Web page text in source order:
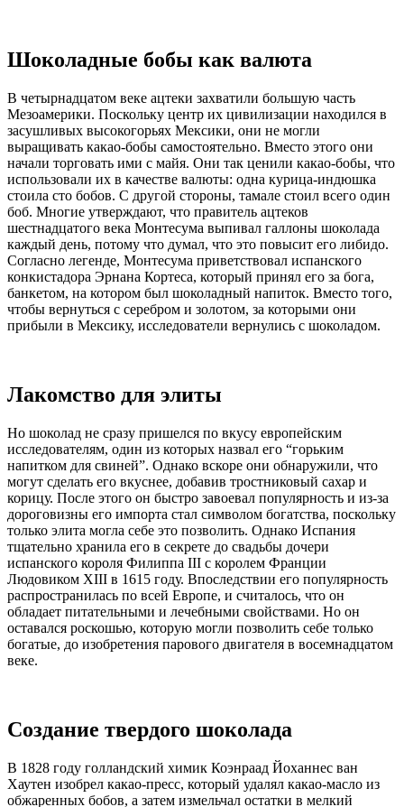
Шоколадные бобы как валюта
В четырнадцатом веке ацтеки захватили большую часть
Мезоамерики. Поскольку центр их цивилизации находился в
засушливых высокогорьях Мексики, они не могли
выращивать какао-бобы самостоятельно. Вместо этого они
начали торговать ими с майя. Они так ценили какао-бобы, что
использовали их в качестве валюты: одна курица-индюшка
стоила сто бобов. С другой стороны, тамале стоил всего один
боб. Многие утверждают, что правитель ацтеков
шестнадцатого века Монтесума выпивал галлоны шоколада
каждый день, потому что думал, что это повысит его либидо.
Согласно легенде, Монтесума приветствовал испанского
конкистадора Эрнана Кортеса, который принял его за бога,
банкетом, на котором был шоколадный напиток. Вместо того,
чтобы вернуться с серебром и золотом, за которыми они
прибыли в Мексику, исследователи вернулись с шоколадом.
Лакомство для элиты
Но шоколад не сразу пришелся по вкусу европейским
исследователям, один из которых назвал его “горьким
напитком для свиней”. Однако вскоре они обнаружили, что
могут сделать его вкуснее, добавив тростниковый сахар и
корицу. После этого он быстро завоевал популярность и из-за
дороговизны его импорта стал символом богатства, поскольку
только элита могла себе это позволить. Однако Испания
тщательно хранила его в секрете до свадьбы дочери
испанского короля Филиппа III с королем Франции
Людовиком XIII в 1615 году. Впоследствии его популярность
распространилась по всей Европе, и считалось, что он
обладает питательными и лечебными свойствами. Но он
оставался роскошью, которую могли позволить себе только
богатые, до изобретения парового двигателя в восемнадцатом
веке.
Создание твердого шоколада
В 1828 году голландский химик Коэнраад Йоханнес ван
Хаутен изобрел какао-пресс, который удалял какао-масло из
обжаренных бобов, а затем измельчал остатки в мелкий